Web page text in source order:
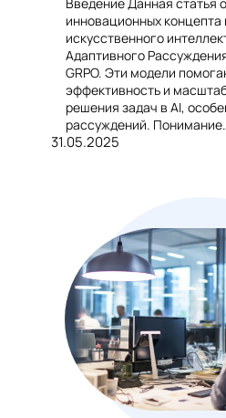
Введение Данная статья
инновационных концепта
искусственного
Адаптивного
GRPO. Эти модели
эффективность и
решения задач в AI,
рассуждений.
31.05.2025